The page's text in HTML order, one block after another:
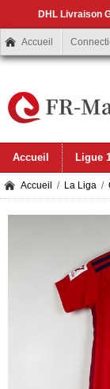
DHL Livraison
Accueil
Accueil Ligue
Accueil / La Liga /